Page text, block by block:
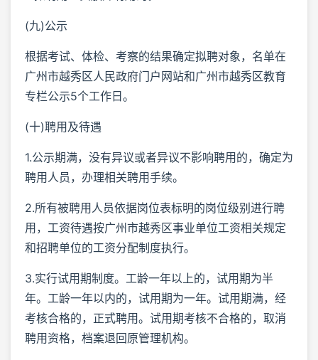
(九)公示
根据考试、体检、考察的结果确定拟聘对象，名单在
广州市越秀区人民政府门户网站和广州市越秀区教育
专栏公示5个工作日。
(十)聘用及待遇
1.公示期满，没有异议或者异议不影响聘用的，确定为
聘用人员，办理相关聘用手续。
2.所有被聘用人员依据岗位表标明的岗位级别进行聘
用，工资待遇按广州市越秀区事业单位工资相关规定
和招聘单位的工资分配制度执行。
3.实行试用期制度。工龄一年以上的，试用期为半
年。工龄一年以内的，试用期为一年。试用期满，经
考核合格的，正式聘用。试用期考核不合格的，取消
聘用资格，档案退回原管理机构。